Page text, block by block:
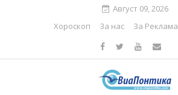
Август 09, 2026
Хороскоп
За нас За Реклама